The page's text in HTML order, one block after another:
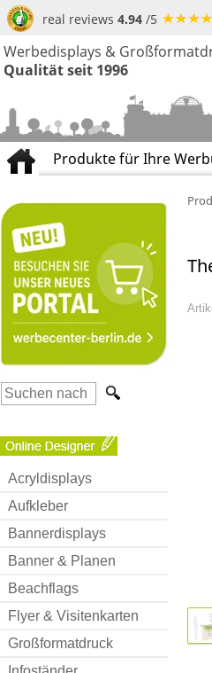
real reviews 4.94 /5
Werbedisplays &
Qualität seit 1996
Produkte für Ihre
Acryldisplays
Aufkleber
Bannerdisplays
Banner & Planen
Beachflags
Flyer & Visitenkarten
Großformatdruck